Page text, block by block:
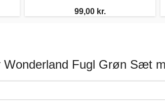
99,00 kr.
Wonderland Fugl Grøn Sæt